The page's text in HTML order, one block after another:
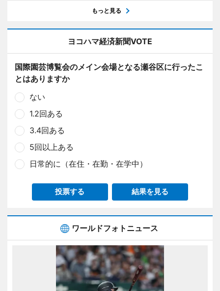
もっと見る
ヨコハマ経済新聞VOTE
国際園芸博覧会のメイン会場となる瀬谷区に行ったこ
とはありますか
ない
1.2回ある
3.4回ある
5回以上ある
日常的に（在住・在勤・在学中）
投票する 結果を見る
ワールドフォトニュース